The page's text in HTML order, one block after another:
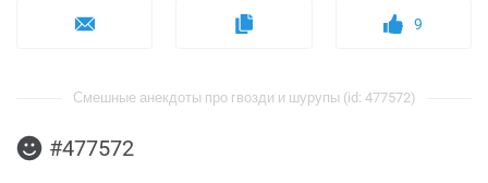
9
Смешные анекдоты про гвозди и шурупы (id: 477572)
#477572